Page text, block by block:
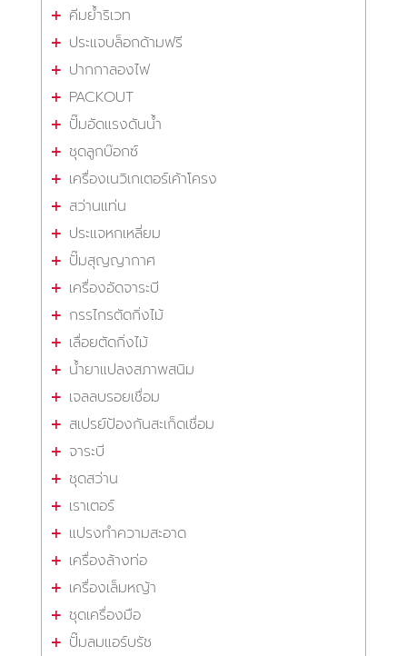
คีมย้ำริเวท
ประแจบล็อกด้ามฟรี
ปากกาลองไฟ
PACKOUT
ปั๊มอัดแรงดันน้ำ
ชุดลูกบ๊อกซ์
เครื่องเนวิเกเตอร์เค้าโครง
สว่านแท่น
ประแจหกเหลี่ยม
ปั๊มสุญญากาศ
เครื่องอัดจาระบี
กรรไกรตัดกิ่งไม้
เลื่อยตัดกิ่งไม้
น้ำยาแปลงสภาพสนิม
เจลลบรอยเชื่อม
สเปรย์ป้องกันสะเก็ดเชื่อม
จาระบี
ชุดสว่าน
เราเตอร์
แปรงทำความสะอาด
เครื่องล้างท่อ
เครื่องเล็มหญ้า
ชุดเครื่องมือ
ปั๊มลมแอร์บรัช